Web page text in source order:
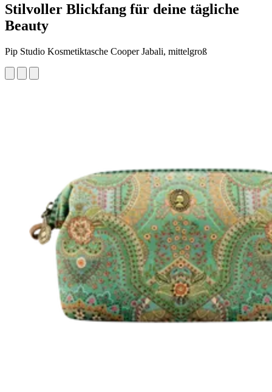
Stilvoller Blickfang für deine tägliche
Beauty
Pip Studio Kosmetiktasche Cooper Jabali, mittelgroß